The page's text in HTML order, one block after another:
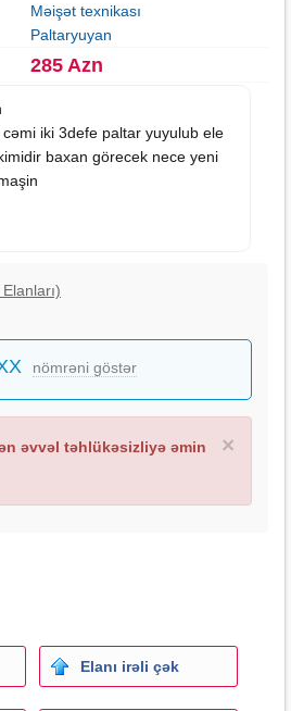
Məişət texnikası
Paltaryuyan
285 Azn
iki 3defe paltar yuyulub ele
baxan görecek nece yeni
nömrəni göstər
×
əvvəl təhlükəsizliyə əmin
Elanı irəli çək